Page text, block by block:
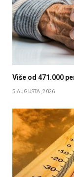
Više od 471.000
5 AUGUSTA, 2026